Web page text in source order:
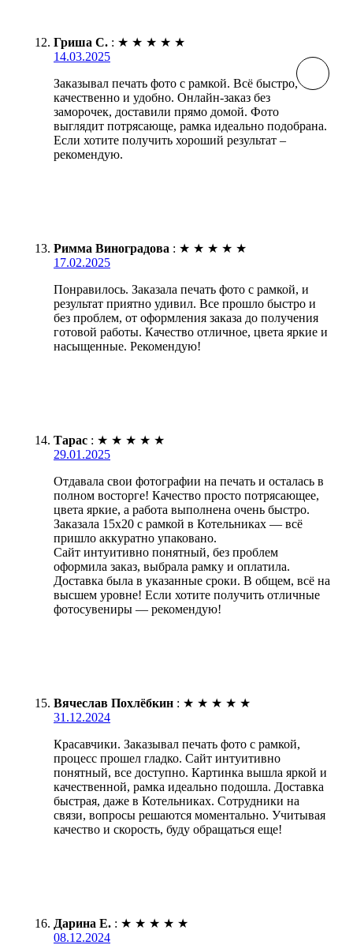
Гриша С. : ★ ★ ★ ★ ★
14.03.2025
Заказывал печать фото с рамкой. Всё быстро,
качественно и удобно. Онлайн-заказ без
заморочек, доставили прямо домой. Фото
выглядит потрясающе, рамка идеально подобрана.
Если хотите получить хороший результат –
рекомендую.
Римма Виноградова : ★ ★ ★ ★ ★
17.02.2025
Понравилось. Заказала печать фото с рамкой, и
результат приятно удивил. Все прошло быстро и
без проблем, от оформления заказа до получения
готовой работы. Качество отличное, цвета яркие и
насыщенные. Рекомендую!
Тарас : ★ ★ ★ ★ ★
29.01.2025
Отдавала свои фотографии на печать и осталась в
полном восторге! Качество просто потрясающее,
цвета яркие, а работа выполнена очень быстро.
Заказала 15х20 с рамкой в Котельниках — всё
пришло аккуратно упаковано.
Сайт интуитивно понятный, без проблем
оформила заказ, выбрала рамку и оплатила.
Доставка была в указанные сроки. В общем, всё на
высшем уровне! Если хотите получить отличные
фотосувениры — рекомендую!
Вячеслав Похлёбкин : ★ ★ ★ ★ ★
31.12.2024
Красавчики. Заказывал печать фото с рамкой,
процесс прошел гладко. Сайт интуитивно
понятный, все доступно. Картинка вышла яркой и
качественной, рамка идеально подошла. Доставка
быстрая, даже в Котельниках. Сотрудники на
связи, вопросы решаются моментально. Учитывая
качество и скорость, буду обращаться еще!
Дарина Е. : ★ ★ ★ ★ ★
08.12.2024